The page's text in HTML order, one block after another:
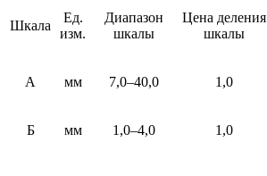
Шкала
Ед.
изм.
Диапазон
шкалы
Цена деления
шкалы
А мм 7,0–40,0 1,0
Б мм 1,0–4,0 1,0